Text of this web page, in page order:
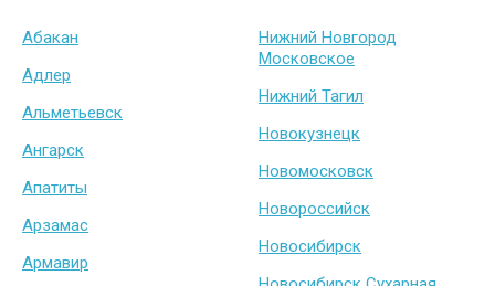
Абакан
Адлер
Альметьевск
Ангарск
Апатиты
Арзамас
Армавир
Нижний Новгород
Московское
Нижний Тагил
Новокузнецк
Новомосковск
Новороссийск
Новосибирск